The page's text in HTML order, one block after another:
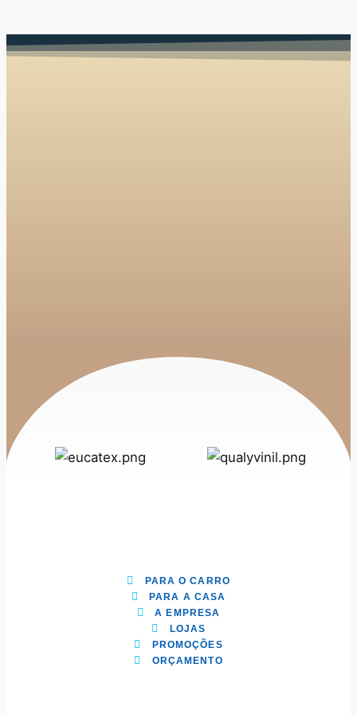
PARA O CARRO
PARA A CASA
A EMPRESA
LOJAS
PROMOÇÕES
ORÇAMENTO